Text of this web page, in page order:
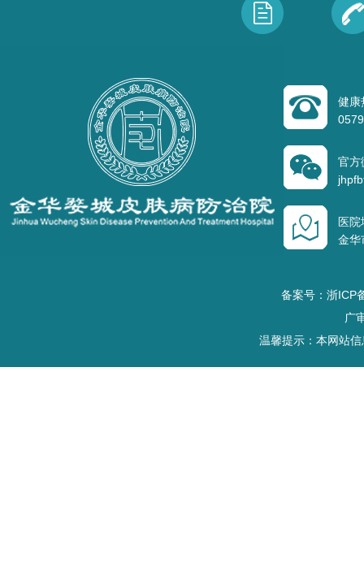
健康
官方
医
金华
备案号：浙ICP
广
温馨提示：本网站